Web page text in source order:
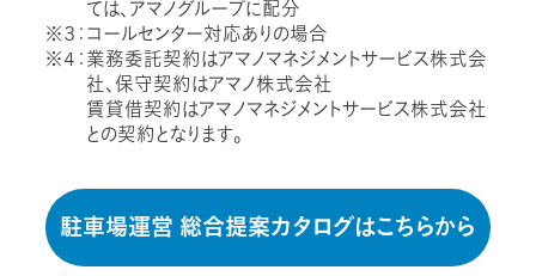
ては、アマノグループに配分
※３：コールセンター対応ありの場合
※４：業務委託契約はアマノマネジメントサービス株式会
社、保守契約はアマノ株式会社
賃貸借契約はアマノマネジメントサービス株式会社
との契約となります。
駐車場運営 総合提案カタログはこちらから